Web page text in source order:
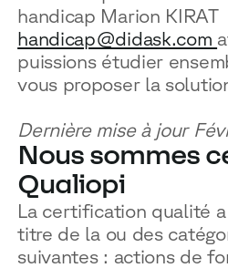
handicap Marion KIRAT
handicap@didask.com
puissions étudier
vous proposer la
Dernière mise à jour
Nous sommes
Qualiopi
La certification qualité
titre de la ou des
suivantes : actions de